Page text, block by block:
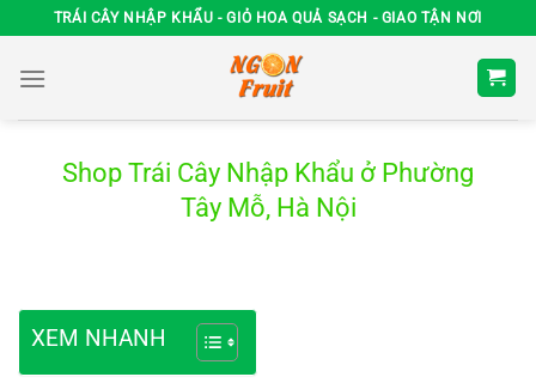
Chuyển
đến
nội
TRÁI CÂY NHẬP KHẨU - GIỎ HOA QUẢ SẠCH - GIAO TẬN NƠI
Shop Trái Cây Nhập Khẩu ở Phường
Tây Mỗ, Hà Nội
XEM NHANH